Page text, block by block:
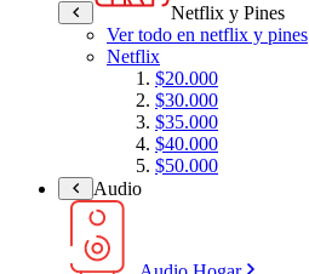
Netflix y Pines
Ver todo en netflix y pines
Netflix
$20.000
$30.000
$35.000
$40.000
$50.000
Audio